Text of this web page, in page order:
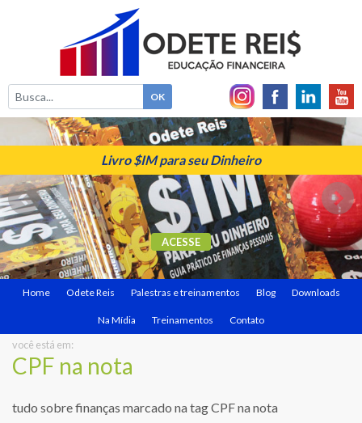
Livro $IM para seu Dinheiro
ACESSE
Home Odete Reis Palestras e treinamentos Blog Downloads
Na Mídia Treinamentos Contato
você está em:
CPF na nota
tudo sobre finanças marcado na tag CPF na nota